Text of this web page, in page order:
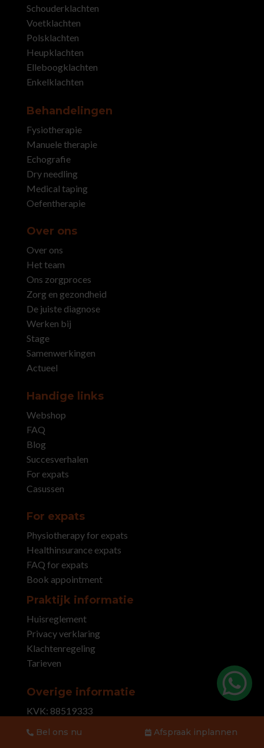
Schouderklachten
Voetklachten
Polsklachten
Heupklachten
Elleboogklachten
Enkelklachten
Behandelingen
Fysiotherapie
Manuele therapie
Echografie
Dry needling
Medical taping
Oefentherapie
Over ons
Over ons
Het team
Ons zorgproces
Zorg en gezondheid
De juiste diagnose
Werken bij
Stage
Samenwerkingen
Actueel
Handige links
Webshop
FAQ
Blog
Succesverhalen
For expats
Casussen
For expats
Physiotherapy for expats
Healthinsurance expats
FAQ for expats
Book appointment
Praktijk informatie
Huisreglement
Privacy verklaring
Klachtenregeling
Tarieven
Overige informatie
KVK: 88519333
Bel ons nu Afspraak inplannen